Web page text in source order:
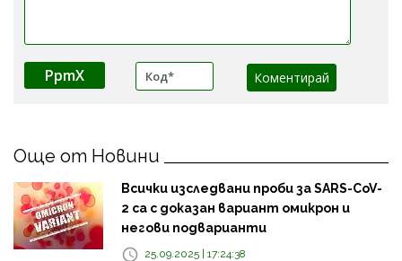
PpmX
Още от Новини
Всички изследвани проби за SARS-CoV-
2 са с доказан вариант омикрон и
негови подварианти
25.09.2025 | 17:24:38